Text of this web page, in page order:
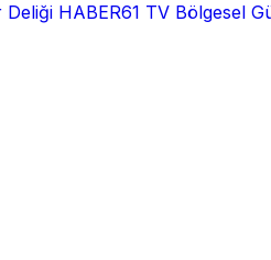
Deliği HABER61 TV Bölgesel